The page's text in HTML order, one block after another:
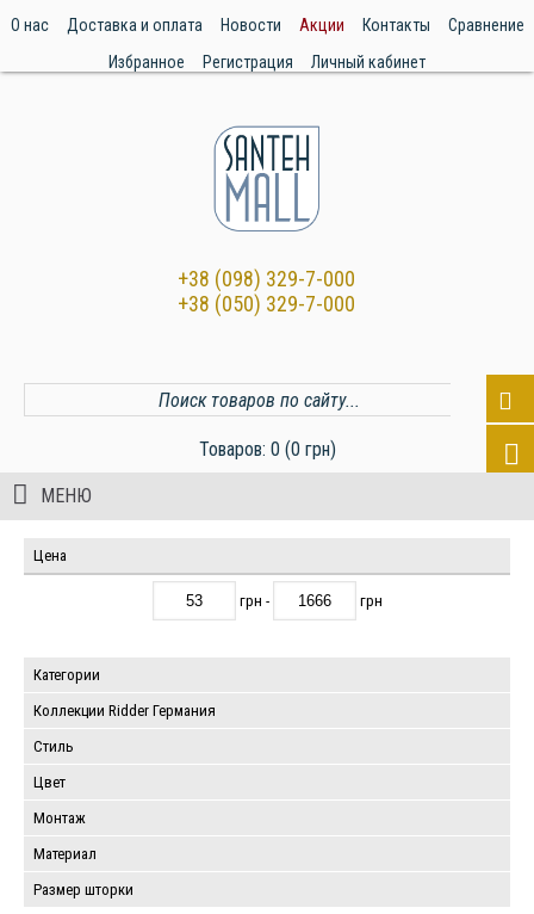
О нас Доставка и оплата Новости Акции Контакты
Сравнение
Избранное
Регистрация Личный кабинет
+38 (098) 329-7-000
+38 (050) 329-7-000
Товаров: 0 (0 грн)
МЕНЮ
Цена
грн - грн
Категории
Коллекции Ridder Германия
Стиль
Цвет
Монтаж
Материал
Размер шторки